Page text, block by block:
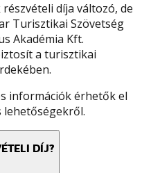
díja változó, de
Turisztikai Szövetség
Akadémia Kft.
a turisztikai
információk érhetők el
lehetőségekről.
DÍJ?